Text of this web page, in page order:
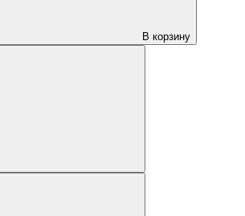
В корзину